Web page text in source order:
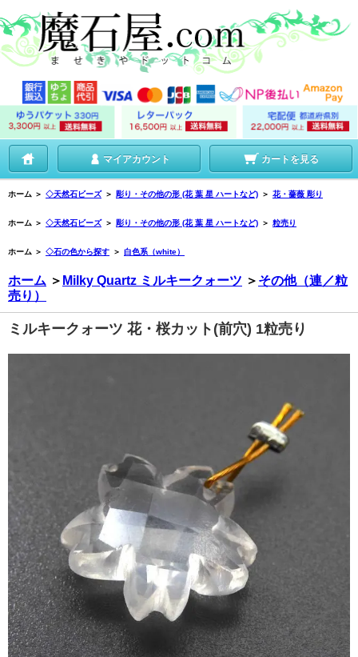
マイアカウント カートを見る
ホーム ＞ ◇天然石ビーズ ＞ 彫り・その他の形 (花 葉 星 ハートなど) ＞ 花・薔薇 彫り
ホーム ＞ ◇天然石ビーズ ＞ 彫り・その他の形 (花 葉 星 ハートなど) ＞ 粒売り
ホーム ＞ ◇石の色から探す ＞ 白色系（white）
ホーム ＞ Milky Quartz ミルキークォーツ ＞ その他（連／粒
売り）
ミルキークォーツ 花・桜カット(前穴) 1粒売り